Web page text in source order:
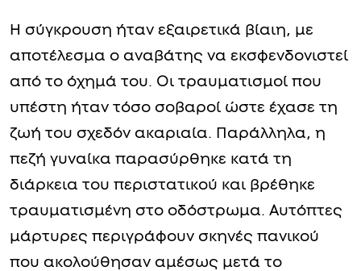
Η σύγκρουση ήταν εξαιρετικά βίαιη, με
αποτέλεσμα ο αναβάτης να εκσφενδονιστεί
από το όχημά του. Οι τραυματισμοί που
υπέστη ήταν τόσο σοβαροί ώστε έχασε τη
ζωή του σχεδόν ακαριαία. Παράλληλα, η
πεζή γυναίκα παρασύρθηκε κατά τη
διάρκεια του περιστατικού και βρέθηκε
τραυματισμένη στο οδόστρωμα. Αυτόπτες
μάρτυρες περιγράφουν σκηνές πανικού
που ακολούθησαν αμέσως μετά το